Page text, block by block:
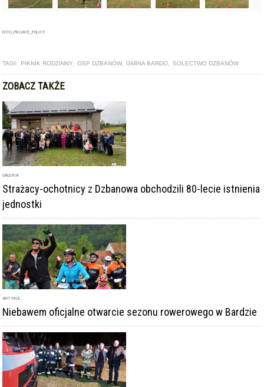
FOTO_PRIVATE_POLICY
TAGI: PIKNIK RODZINNY OSP DZBANÓW, GMINA BARDO SOLECTWO DZBANÓW
ZOBACZ TAKŻE
GALERIA
Strażacy-ochotnicy z Dzbanowa obchodzili 80-lecie istnienia
jednostki
ARTYKUŁ
Niebawem oficjalne otwarcie sezonu rowerowego w Bardzie